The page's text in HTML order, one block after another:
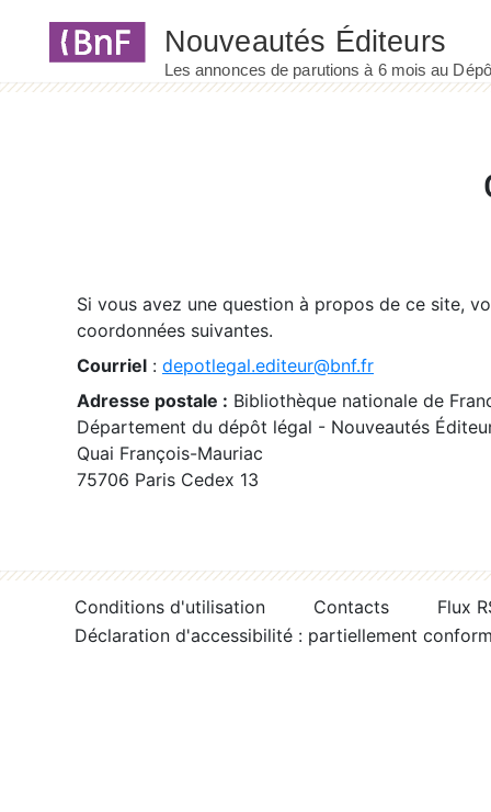
Si vous avez une question à propos de ce site,
coordonnées suivantes.
Courriel : depotlegal.editeur@bnf.fr
Adresse postale : Bibliothèque nationale de
Département du dépôt légal - Nouveautés
Quai François-Mauriac
75706 Paris Cedex 13
Conditions d'utilisation Contacts
Flux
Déclaration d'accessibilité : partiellement